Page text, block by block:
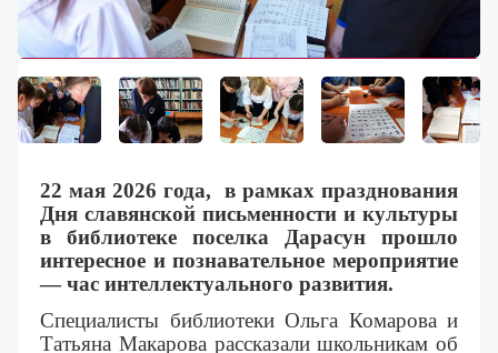
Контакты
22 мая 2026 года, в рамках празднования
Дня славянской письменности и культуры
в библиотеке поселка Дарасун прошло
интересное и познавательное мероприятие
— час интеллектуального развития.
Специалисты библиотеки Ольга Комарова и
Татьяна Макарова рассказали школьникам об